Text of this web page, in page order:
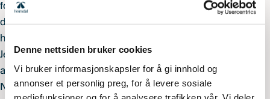
Denne nettsiden bruker cookies
Vi bruker informasjonskapsler for å gi innhold og
annonser et personlig preg, for å levere sosiale
forvalter, Heimdal Utbytte, falt 10 prosent i verdi de første
dagene av april. Men så snudde det – og siden bunnen
har fondet gitt over 20 prosent positiv avkastning.
Jeg tør anta at mange av dem som solgte i april, gikk glipp
av hele denne oppturen.
Nå tenker du kanskje at jeg, som forvalter, taper inntekter